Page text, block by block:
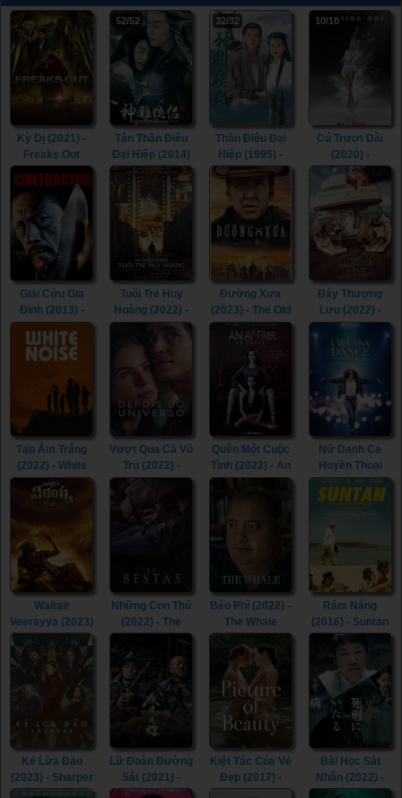
Kỳ Dị (2021) -
Freaks Out
(2021)
52/52
Tân Thần Điêu
Đại Hiệp (2014)
- The Romance
of the Condor
Heroes (2014)
32/32
Thần Điêu Đại
Hiệp (1995) -
Return of The
Condor Heroes
(1995)
10/10
Cú Trượt Dài
(2020) -
Spinning Out
(2020)
Giải Cứu Gia
Đình (2013) -
The Contractor
(2013)
Tuổi Trẻ Huy
Hoàng (2022) -
The Fabelmans
(2022)
Đường Xưa
(2023) - The Old
Way (2023)
Đáy Thượng
Lưu (2022) -
Triangle of
Sadness (2022)
Tạp Âm Trắng
(2022) - White
Noise (2022)
Vượt Qua Cả Vũ
Trụ (2022) -
Beyond the
Universe (2022)
Quên Một Cuộc
Tình (2022) - An
Affair to Forget
Nữ Danh Ca
Huyền Thoại
(2022) - Whitney
Houston: I
with Somebody
(2022)
Waltair
Veerayya (2023)
Veerayya (2023)
Những Con Thú
(2022) - The
Béo Phì (2022) -
The Whale
Rám Nắng
(2016) - Suntan
(2016)
Kẻ Lừa Đảo
(2023) - Sharper
(2023)
Lữ Đoàn Đường
Sắt (2021) -
Railway Heroes
Kiệt Tác Của Vẻ
Đẹp (2017) -
Picture of
Bài Học Sát
Nhân (2022) -
Lesson in